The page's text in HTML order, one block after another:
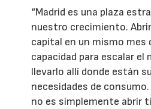
“Madrid es una plaza
nuestro crecimiento.
capital en un mismo mes
capacidad para escalar el
llevarlo allí donde están
necesidades de
no es simplemente abrir